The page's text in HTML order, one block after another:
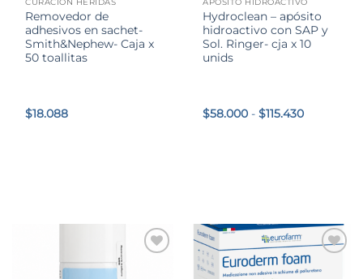
Removedor de
adhesivos en sachet-
Smith&Nephew- Caja x
50 toallitas
$18.088
Hydroclean – apósito
hidroactivo con SAP y
Sol. Ringer- cja x 10
unids
$58.000 - $115.430Rango